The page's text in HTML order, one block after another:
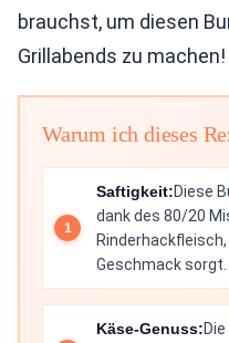
brauchst, um diesen
Grillabends zu machen!
Warum ich dieses
Saftigkeit:Diese
dank des 80/20
Geschmack sorgt.
Käse-Genuss: